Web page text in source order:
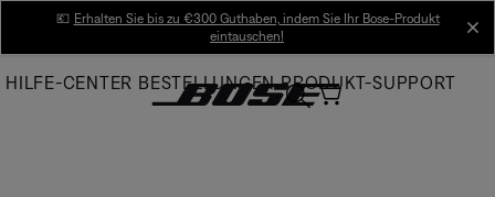
Main
💶 Erhalten Sie bis zu €300 Guthaben, indem Sie Ihr Bose-Produkt
eintauschen!
HILFE-CENTER BESTELLUNGEN PRODUKT-SUPPORT